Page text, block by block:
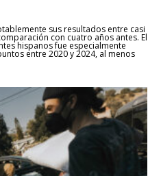
sus resultados entre casi
con cuatro años antes. El
hispanos fue especialmente
entre 2020 y 2024, al menos